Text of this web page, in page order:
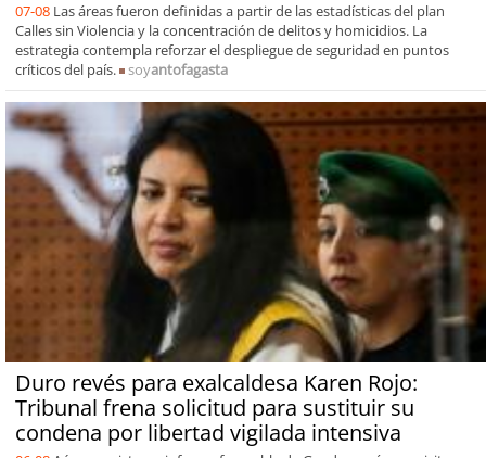
07-08 Las áreas fueron definidas a partir de las estadísticas del plan
Calles sin Violencia y la concentración de delitos y homicidios. La
estrategia contempla reforzar el despliegue de seguridad en puntos
críticos del país.
soyantofagasta
Duro revés para exalcaldesa Karen Rojo:
Tribunal frena solicitud para sustituir su
condena por libertad vigilada intensiva